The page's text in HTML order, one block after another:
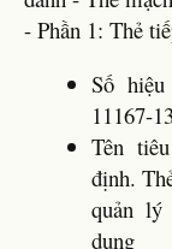
- Phần 1: Thẻ
Số hiệu
11167-
Tên
định.
quản lý
dụng